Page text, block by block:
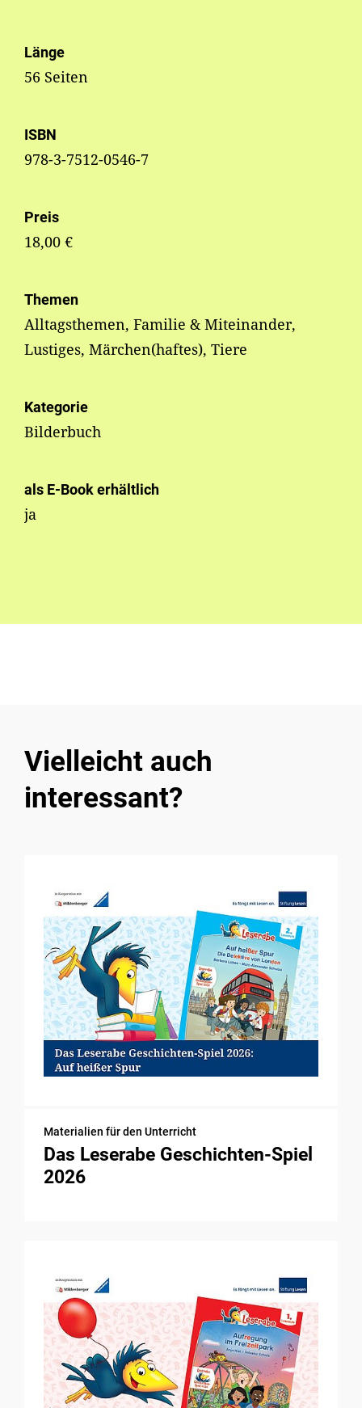
Länge
56 Seiten
ISBN
978-3-7512-0546-7
Preis
18,00 €
Themen
Alltagsthemen, Familie & Miteinander,
Lustiges, Märchen(haftes), Tiere
Kategorie
Bilderbuch
als E-Book erhältlich
ja
Vielleicht auch
interessant?
Materialien für den Unterricht
Das Leserabe Geschichten-Spiel
2026